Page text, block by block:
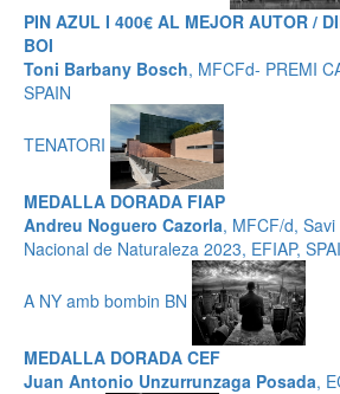
PIN AZUL I 400€ AL MEJOR AUTOR /
BOI
Toni Barbany Bosch, MFCFd- PREMI
SPAIN
TENATORI
MEDALLA DORADA FIAP
Andreu Noguero Cazorla, MFCF/d,
Nacional de Naturaleza 2023, EFIAP,
A NY amb bombin BN
MEDALLA DORADA CEF
Juan Antonio Unzurrunzaga Posada,